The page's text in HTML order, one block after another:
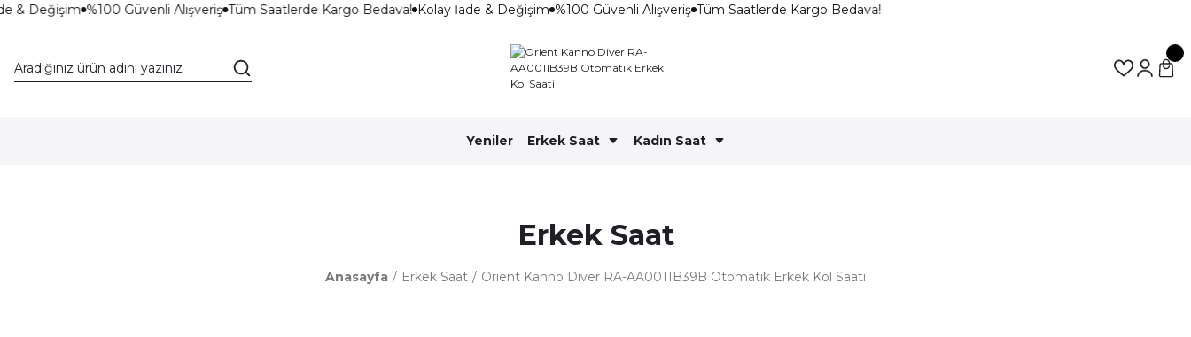
& Değişim %100 Güvenli Alışveriş Tüm Saatlerde Kargo Bedava! Kolay İade & Değişim %100 Güvenli Alışveriş Tüm Saatlerde Kargo Bedava!
Yeniler Erkek Saat Kadın Saat
Erkek Saat
Anasayfa Erkek Saat Orient Kanno Diver RA-AA0011B39B Otomatik Erkek Kol Saati